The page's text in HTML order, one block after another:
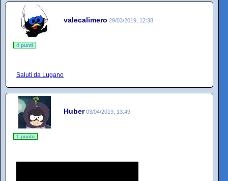
valecalimero 29/03/2019, 12:38
4 punti
Saluti da Lugano
Huber 03/04/2019, 13:49
1 punto